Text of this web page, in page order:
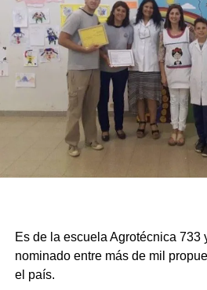
Es de la escuela Agrotécnica 733
nominado entre más de mil
el país.